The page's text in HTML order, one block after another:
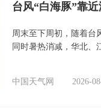
台风“白海豚”靠
周末至下周初，随着台
同时暑热消减，华北、
中国天气网 2026-